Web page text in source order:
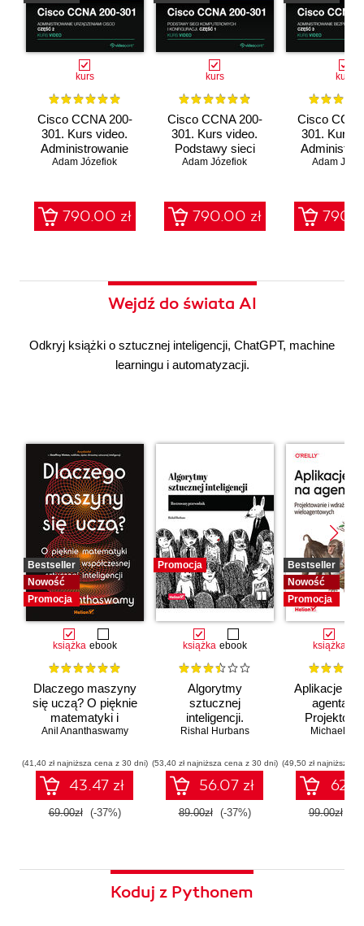
kurs
Cisco CCNA 200-
301. Kurs video.
Administrowanie
urządzeniami Cisco
Adam Józefiok
790.00 zł
kurs
Cisco CCNA 200-
301. Kurs video.
Podstawy sieci
komputerowych i
Adam Józefiok
790.00 zł
kurs
Cisco
301. Kurs
Adam
Wejdź do świata AI
Odkryj książki o sztucznej inteligencji, ChatGPT, machine
learningu i automatyzacji.
Bestseller
Nowość
Promocja
książka ebook
Dlaczego maszyny
się uczą? O pięknie
matematyki i
działaniu
sztucznej
Anil Ananthaswamy
(41,40 zł najniższa cena z 30 dni)
43.47 zł
69.00zł (-37%)
Promocja
książka ebook
Algorytmy
sztucznej
inteligencji.
Ilustrowany
Rishal Hurbans
(53,40 zł najniższa cena z 30 dni)
56.07 zł
89.00zł (-37%)
Bestseller
Nowość
Promocja
książka
Aplikacje
agentach
Michael
(49,50 zł najniższa
99.00zł
Koduj z Pythonem